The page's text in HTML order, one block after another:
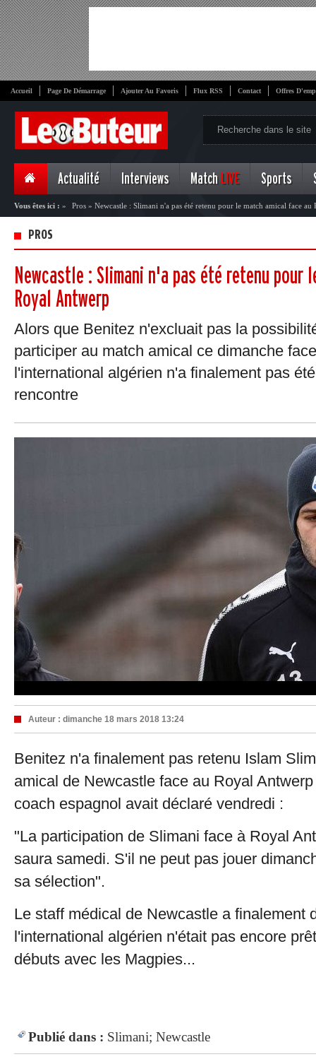
Accueil Page De Démarrage Ajouter Au Favoris Flux RSS Contact Offres
Actualité Interviews Match LIVE Sports
Vous êtes ici : » Pros » Newcastle : Slimani n'a pas été retenu pour le match amical face au
PROS
Newcastle : Slimani n'a pas été retenu pour
Royal Antwerp
Alors que Benitez n'excluait pas la
participer au match amical ce dimanche
l'international algérien n'a finalement pas
rencontre
Auteur : dimanche 18 mars 2018 13:24
Benitez n'a finalement pas retenu Islam
amical de Newcastle face au Royal
coach espagnol avait déclaré vendredi :
"La participation de Slimani face à Royal
saura samedi. S'il ne peut pas jouer
sa sélection".
Le staff médical de Newcastle a finalement
l'international algérien n'était pas encore
débuts avec les Magpies...
Publié dans : Slimani; Newcastle